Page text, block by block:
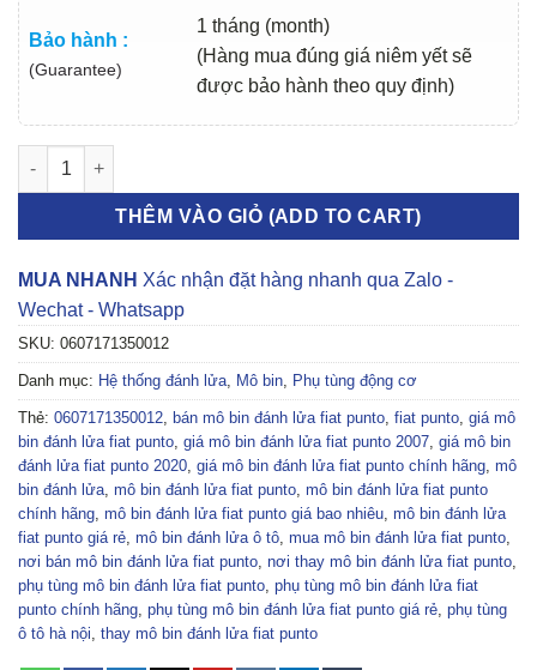
Bảo hành :
(Guarantee)
1 tháng (month)
(Hàng mua đúng giá niêm yết sẽ
được bảo hành theo quy định)
MÔ BIN ĐÁNH LỬA FIAT PUNTO 2007-2020 | 0607171350012
THÊM VÀO GIỎ (ADD TO CART)
MUA NHANH Xác nhận đặt hàng nhanh qua Zalo -
Wechat - Whatsapp
SKU: 0607171350012
Danh mục: Hệ thống đánh lửa Mô bin Phụ tùng động cơ
Thẻ: 0607171350012 bán mô bin đánh lửa fiat punto fiat punto giá mô
bin đánh lửa fiat punto giá mô bin đánh lửa fiat punto 2007 giá mô bin
đánh lửa fiat punto 2020 giá mô bin đánh lửa fiat punto chính hãng mô
bin đánh lửa mô bin đánh lửa fiat punto mô bin đánh lửa fiat punto
chính hãng mô bin đánh lửa fiat punto giá bao nhiêu mô bin đánh lửa
fiat punto giá rẻ mô bin đánh lửa ô tô mua mô bin đánh lửa fiat punto
nơi bán mô bin đánh lửa fiat punto nơi thay mô bin đánh lửa fiat punto
phụ tùng mô bin đánh lửa fiat punto phụ tùng mô bin đánh lửa fiat
punto chính hãng phụ tùng mô bin đánh lửa fiat punto giá rẻ phụ tùng
ô tô hà nội thay mô bin đánh lửa fiat punto